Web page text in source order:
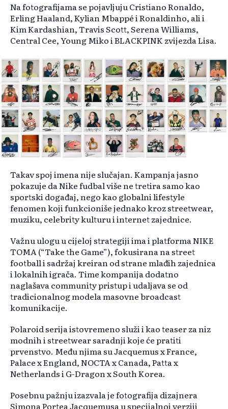
Na fotografijama se pojavljuju Cristiano Ronaldo,
Erling Haaland, Kylian Mbappé i Ronaldinho, ali i
Kim Kardashian, Travis Scott, Serena Williams,
Central Cee, Young Miko i BLACKPINK zvijezda Lisa.
Takav spoj imena nije slučajan. Kampanja jasno
pokazuje da Nike fudbal više ne tretira samo kao
sportski događaj, nego kao globalni lifestyle
fenomen koji funkcioniše jednako kroz streetwear,
muziku, celebrity kulturu i internet zajednice.
Važnu ulogu u cijeloj strategiji ima i platforma NIKE
TOMA (“Take the Game”), fokusirana na street
football i sadržaj kreiran od strane mlađih zajednica
i lokalnih igrača. Time kompanija dodatno
naglašava community pristup i udaljava se od
tradicionalnog modela masovne broadcast
komunikacije.
Polaroid serija istovremeno služi i kao teaser za niz
modnih i streetwear saradnji koje će pratiti
prvenstvo. Među njima su Jacquemus x France,
Palace x England, NOCTA x Canada, Patta x
Netherlands i G-Dragon x South Korea.
Posebnu pažnju izazvala je fotografija dizajnera
Simona Portea Jacquemusa u specijalnoj verziji